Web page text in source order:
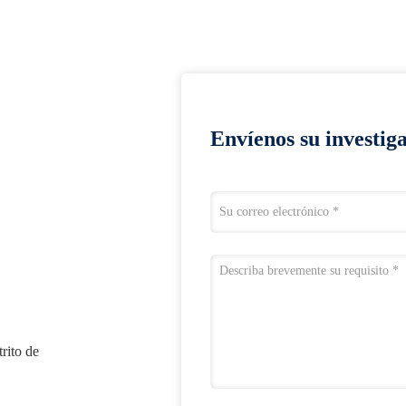
de
Envíenos su